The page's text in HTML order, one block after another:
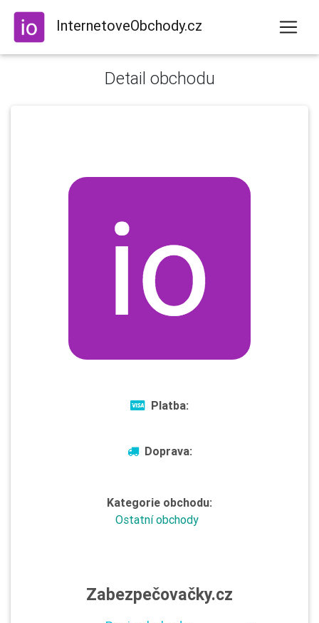
InternetoveObchody.cz
Detail obchodu
Platba:
Doprava:
Kategorie obchodu:
Ostatní obchody
Zabezpečovačky.cz